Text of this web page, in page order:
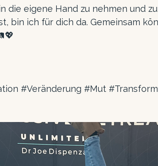
die eigene Hand zu nehmen und
bin ich für dich da. Gemeinsam
#Veränderung #Mut